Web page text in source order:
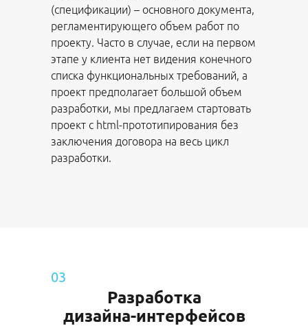
(спецификации) – основного документа,
регламентирующего объем работ по
проекту. Часто в случае, если на первом
этапе у клиента нет видения конечного
списка функциональных требований, а
проект предполагает большой объем
разработки, мы предлагаем стартовать
проект с html-прототипирования без
заключения договора на весь цикл
разработки.
03
Разработка
дизайна-интерфейсов